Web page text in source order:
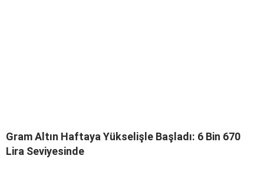
Gram Altın Haftaya Yükselişle Başladı: 6 Bin 670
Lira Seviyesinde